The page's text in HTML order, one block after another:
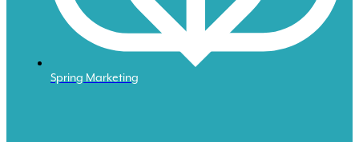
Spring Marketing